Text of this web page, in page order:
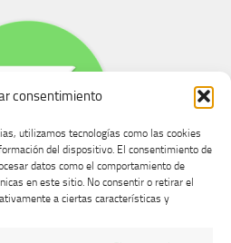
consentimiento
utilizamos tecnologías como las cookies
del dispositivo. El consentimiento de
datos como el comportamiento de
en este sitio. No consentir o retirar el
a ciertas características y
quejas y sugerencias